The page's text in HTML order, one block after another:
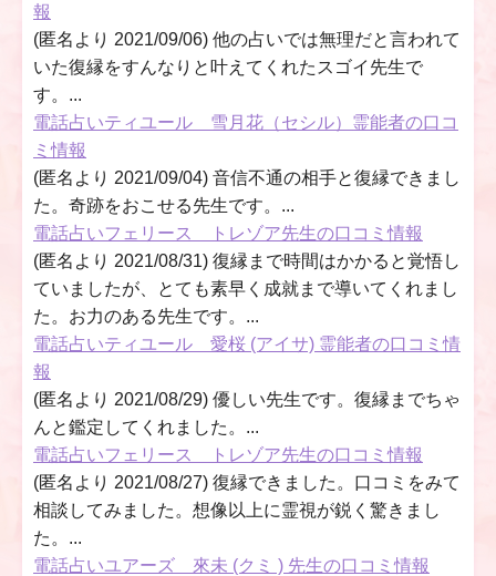
報
(匿名より 2021/09/06) 他の占いでは無理だと言われて
いた復縁をすんなりと叶えてくれたスゴイ先生で
す。...
電話占いティユール 雪月花（セシル）霊能者の口コ
ミ情報
(匿名より 2021/09/04) 音信不通の相手と復縁できまし
た。奇跡をおこせる先生です。...
電話占いフェリース トレゾア先生の口コミ情報
(匿名より 2021/08/31) 復縁まで時間はかかると覚悟し
ていましたが、とても素早く成就まで導いてくれまし
た。お力のある先生です。...
電話占いティユール 愛桜 (アイサ) 霊能者の口コミ情
報
(匿名より 2021/08/29) 優しい先生です。復縁までちゃ
んと鑑定してくれました。...
電話占いフェリース トレゾア先生の口コミ情報
(匿名より 2021/08/27) 復縁できました。口コミをみて
相談してみました。想像以上に霊視が鋭く驚きまし
た。...
電話占いユアーズ 來未 (クミ ) 先生の口コミ情報